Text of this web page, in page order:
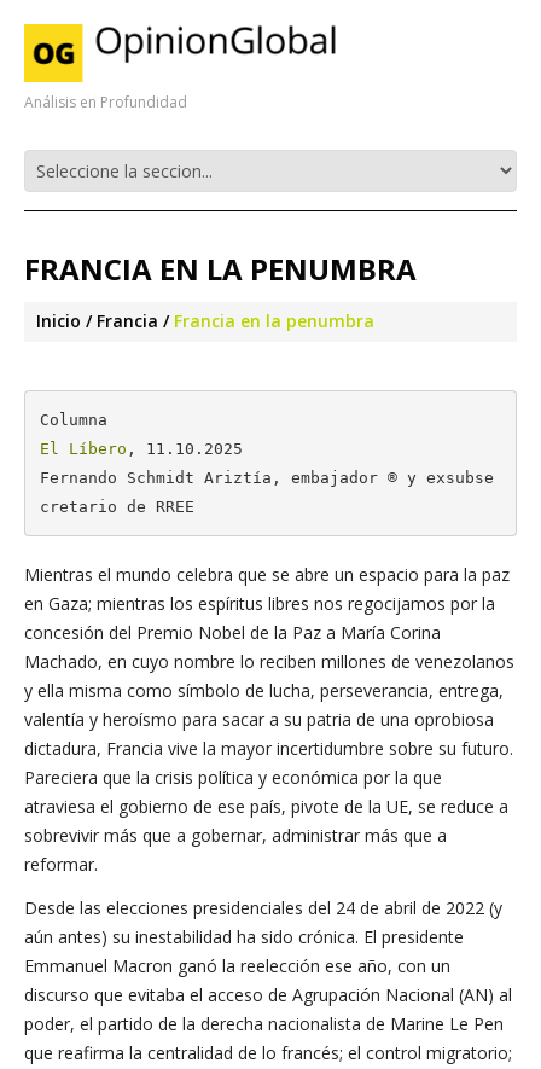
Análisis en Profundidad
FRANCIA EN LA PENUMBRA
Inicio Francia Francia en la penumbra
El Líbero , 11.10.2025
Fernando Schmidt Ariztía, embajador ® y exsubse
cretario de RREE
Mientras el mundo celebra que se abre un espacio para la paz
en Gaza; mientras los espíritus libres nos regocijamos por la
concesión del Premio Nobel de la Paz a María Corina
Machado, en cuyo nombre lo reciben millones de venezolanos
y ella misma como símbolo de lucha, perseverancia, entrega,
valentía y heroísmo para sacar a su patria de una oprobiosa
dictadura, Francia vive la mayor incertidumbre sobre su futuro.
Pareciera que la crisis política y económica por la que
atraviesa el gobierno de ese país, pivote de la UE, se reduce a
sobrevivir más que a gobernar, administrar más que a
reformar.
Desde las elecciones presidenciales del 24 de abril de 2022 (y
aún antes) su inestabilidad ha sido crónica. El presidente
Emmanuel Macron ganó la reelección ese año, con un
discurso que evitaba el acceso de Agrupación Nacional (AN) al
poder, el partido de la derecha nacionalista de Marine Le Pen
que reafirma la centralidad de lo francés; el control migratorio;